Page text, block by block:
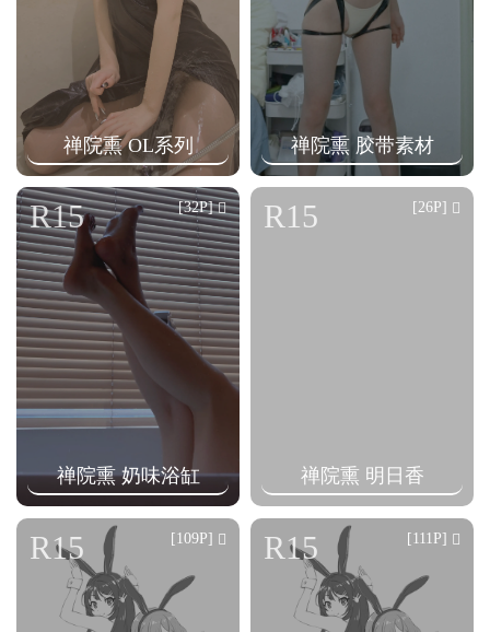
禅院熏 OL系列 禅院熏 胶带素材
禅院熏 奶味浴缸
R15 [32P]
禅院熏 明日香
R15 [26P]
R15 [109P] R15 [111P]